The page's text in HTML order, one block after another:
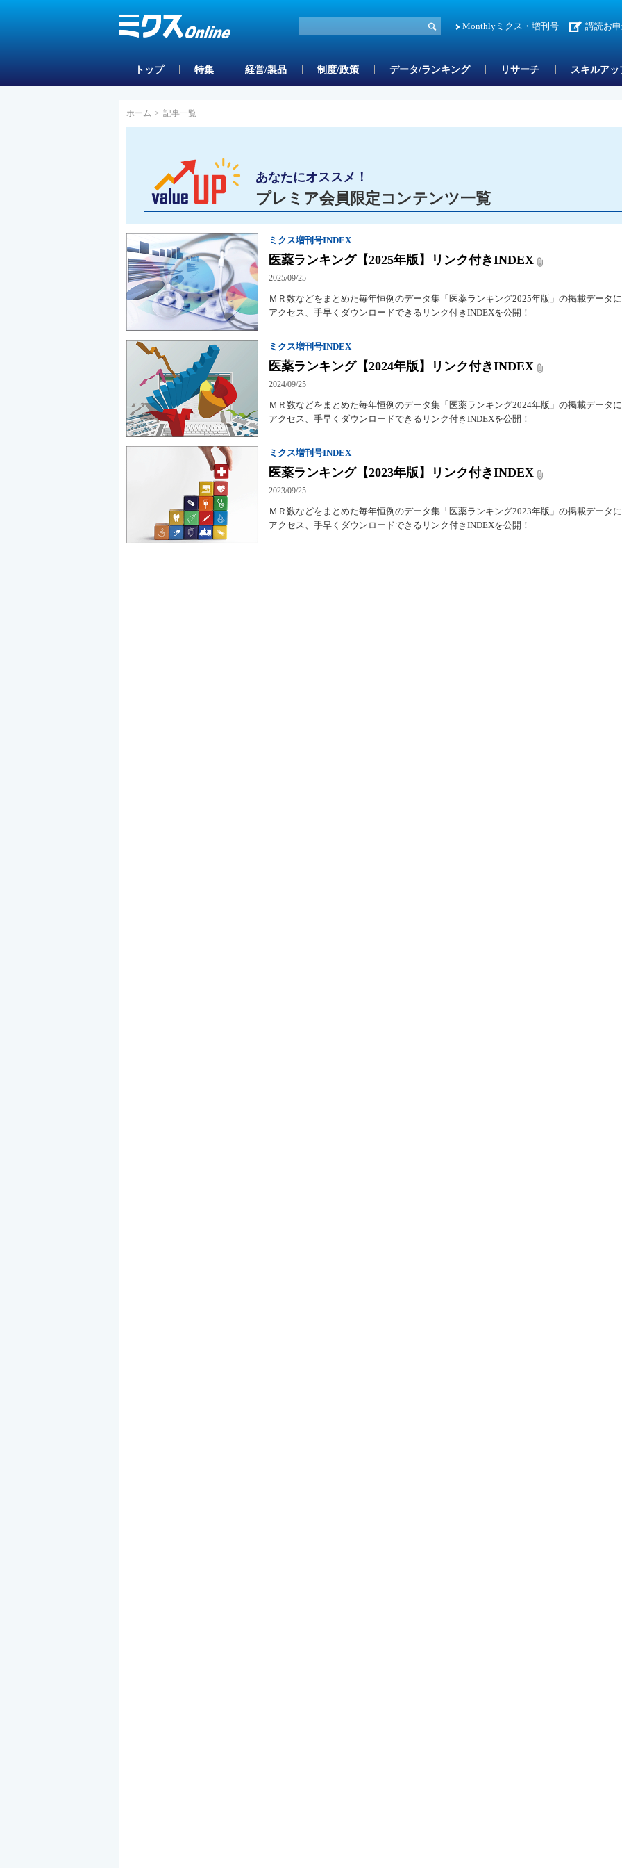
Monthlyミクス・増刊号 講読お
トップ 特集 経営/製品 制度/政策 データ/ランキング リサーチ スキルア
ホーム > 記事一覧
あなたにオススメ！
プレミア会員限定コンテンツ一覧
ミクス増刊号INDEX
医薬ランキング【2025年版】リンク付きINDEX
2025/09/25
ＭＲ数などをまとめた毎年恒例のデータ集「医薬ランキング2025年版」の掲載データに
アクセス、手早くダウンロードできるリンク付きINDEXを公開！
ミクス増刊号INDEX
医薬ランキング【2024年版】リンク付きINDEX
2024/09/25
ＭＲ数などをまとめた毎年恒例のデータ集「医薬ランキング2024年版」の掲載データに
アクセス、手早くダウンロードできるリンク付きINDEXを公開！
ミクス増刊号INDEX
医薬ランキング【2023年版】リンク付きINDEX
2023/09/25
ＭＲ数などをまとめた毎年恒例のデータ集「医薬ランキング2023年版」の掲載データに
アクセス、手早くダウンロードできるリンク付きINDEXを公開！